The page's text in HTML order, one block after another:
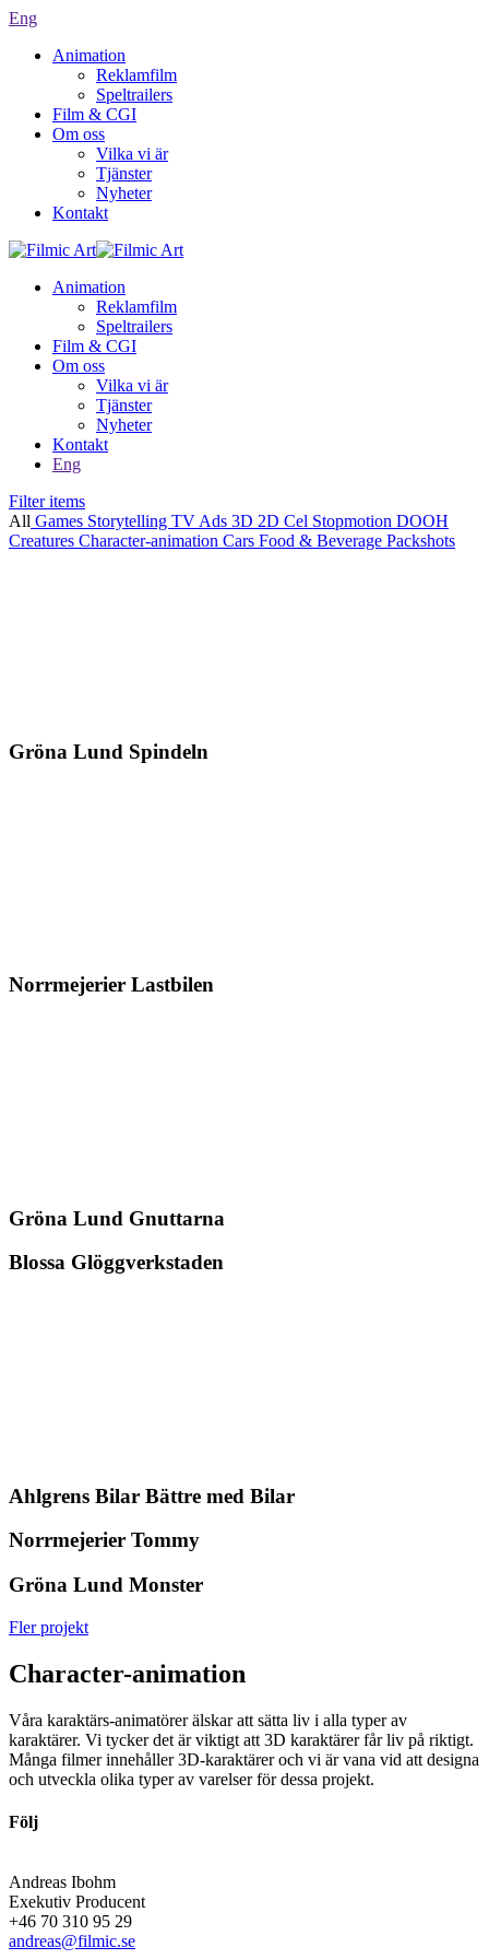
Eng
Animation
Reklamfilm
Speltrailers
Film & CGI
Om oss
Vilka vi är
Tjänster
Nyheter
Kontakt
Animation
Reklamfilm
Speltrailers
Film & CGI
Om oss
Vilka vi är
Tjänster
Nyheter
Kontakt
Eng
Filter items
All Games Storytelling TV Ads 3D 2D Cel Stopmotion DOOH
Creatures Character-animation Cars Food & Beverage Packshots
Gröna Lund Spindeln
Norrmejerier Lastbilen
Gröna Lund Gnuttarna
Blossa Glöggverkstaden
Ahlgrens Bilar Bättre med Bilar
Norrmejerier Tommy
Gröna Lund Monster
Fler projekt
Character-animation
Våra karaktärs-animatörer älskar att sätta liv i alla typer av
karaktärer. Vi tycker det är viktigt att 3D karaktärer får liv på riktigt.
Många filmer innehåller 3D-karaktärer och vi är vana vid att designa
och utveckla olika typer av varelser för dessa projekt.
Följ
Andreas Ibohm
Exekutiv Producent
+46 70 310 95 29
andreas@filmic.se